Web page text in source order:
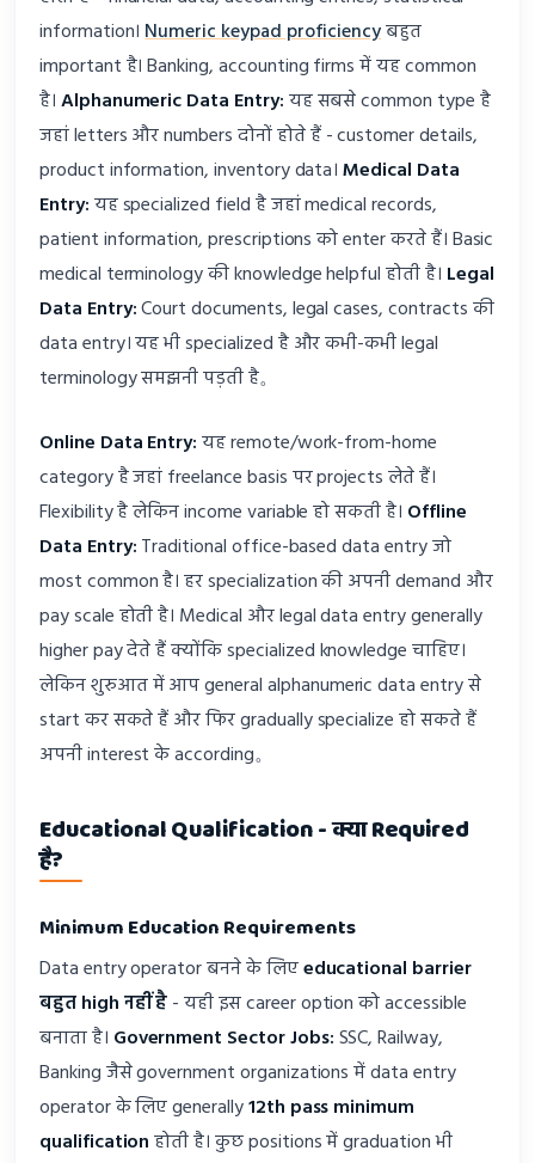
information।Numeric keypad proficiencyबहुत
important है। Banking, accounting firms में यह common
है।Alphanumeric Data Entry:यह सबसे common type है
जहां letters और numbers दोनों होते हैं - customer details,
product information, inventory data।Medical Data
Entry:यह specialized field है जहां medical records,
patient information, prescriptions को enter करते हैं। Basic
medical terminology की knowledge helpful होती है। Legal
Data Entry:Court documents, legal cases, contracts की
data entry। यह भी specialized है और कभी-कभी legal
terminology समझनी पड़ती है。
Online Data Entry:यह remote/work-from-home
category है जहां freelance basis पर projects लेते हैं।
Flexibility है लेकिन income variable हो सकती है। Offline
Data Entry:Traditional office-based data entry जो
most common है। हर specialization की अपनी demand और
pay scale होती है। Medical और legal data entry generally
higher pay देते हैं क्योंकि specialized knowledge चाहिए।
लेकिन शुरुआत में आप general alphanumeric data entry से
start कर सकते हैं और फिर gradually specialize हो सकते हैं
अपनी interest के according。
Educational Qualification - क्या Required
है?
Minimum Education Requirements
Data entry operator बनने के लिएeducational barrier
बहुत high नहीं है- यही इस career option को accessible
बनाता है। Government Sector Jobs:SSC, Railway,
Banking जैसे government organizations में data entry
operator के लिए generally12th pass minimum
qualificationहोती है। कुछ positions में graduation भी